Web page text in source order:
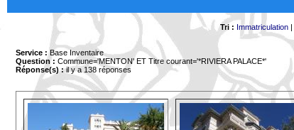
Tri : Immatriculation|
Service : Base Inventaire
Question : Commune='MENTON' ET Titre courant='*RIVIERA PALACE*'
Réponse(s) :il y a 138 réponses